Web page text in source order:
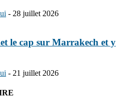
- 28 juillet 2026
le cap sur Marrakech et y
- 21 juillet 2026